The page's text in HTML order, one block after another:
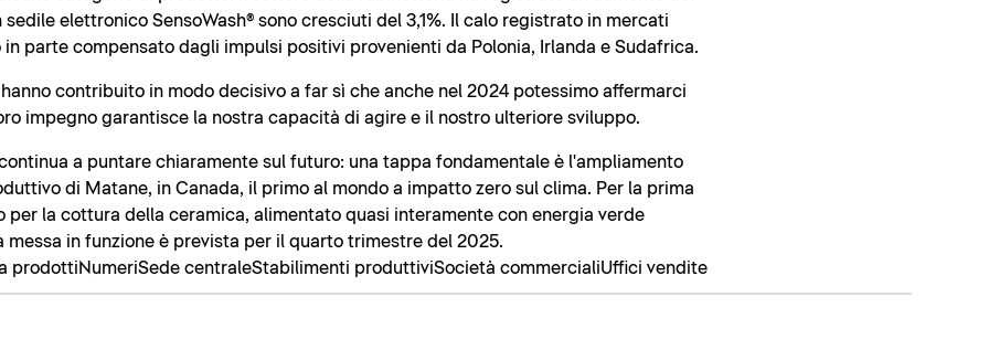
elettronico SensoWash® sono cresciuti del 3,1%. Il calo registrato in mercati
parte compensato dagli impulsi positivi provenienti da Polonia, Irlanda e Sudafrica.
contribuito in modo decisivo a far sì che anche nel 2024 potessimo affermarci
impegno garantisce la nostra capacità di agire e il nostro ulteriore sviluppo.
a puntare chiaramente sul futuro: una tappa fondamentale è l'ampliamento
di Matane, in Canada, il primo al mondo a impatto zero sul clima. Per la prima
la cottura della ceramica, alimentato quasi interamente con energia verde
in funzione è prevista per il quarto trimestre del 2025.
prodottiNumeriSede centraleStabilimenti produttiviSocietà commercialiUffici vendite